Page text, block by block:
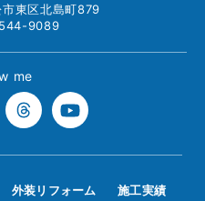
東区北島町879
9089
me
外装リフォーム
施工実績